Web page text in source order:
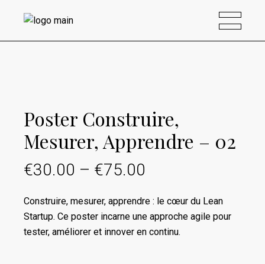
Poster Construire,
Mesurer, Apprendre – 02
€30.00 – €75.00
Plage
de
prix :
€30.00
Construire, mesurer, apprendre : le cœur du Lean
Startup. Ce poster incarne une approche agile pour
tester, améliorer et innover en continu.